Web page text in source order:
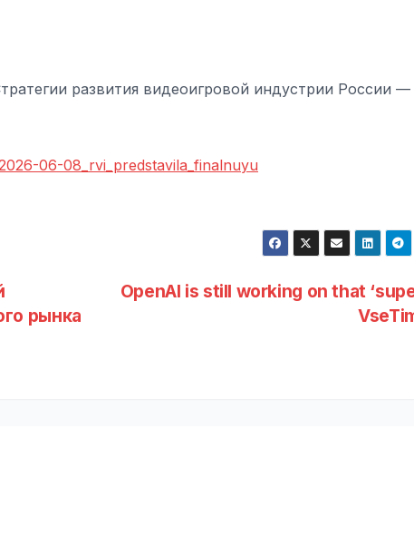
развития видеоигровой индустрии России —
06-08_rvi_predstavila_finalnuyu
OpenAI is still working on that
рынка